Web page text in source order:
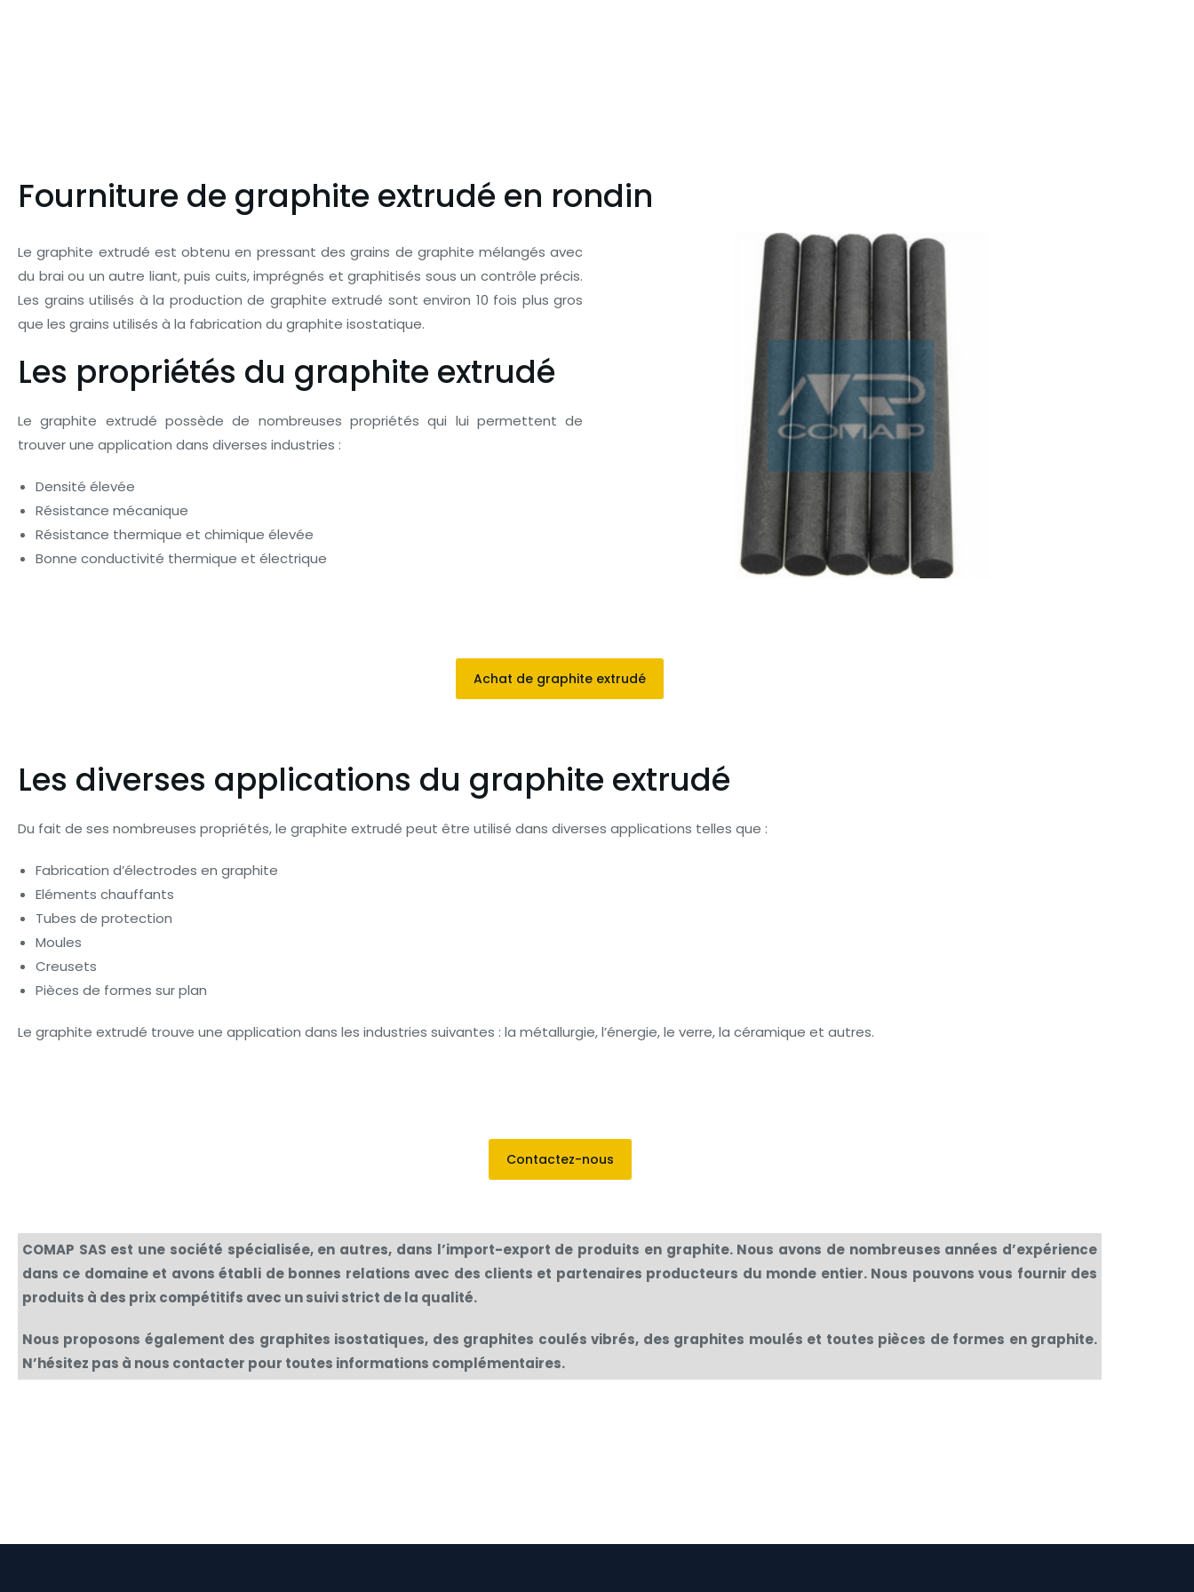
Fourniture de graphite extrudé en rondin
Le graphite extrudé est obtenu en pressant des grains de graphite mélangés avec
du brai ou un autre liant, puis cuits, imprégnés et graphitisés sous un contrôle précis.
Les grains utilisés à la production de graphite extrudé sont environ 10 fois plus gros
que les grains utilisés à la fabrication du graphite isostatique.
Les propriétés du graphite extrudé
Le graphite extrudé possède de nombreuses propriétés qui lui permettent de
trouver une application dans diverses industries :
Densité élevée
Résistance mécanique
Résistance thermique et chimique élevée
Bonne conductivité thermique et électrique
Achat de graphite extrudé
Les diverses applications du graphite extrudé
Du fait de ses nombreuses propriétés, le graphite extrudé peut être utilisé dans diverses applications telles que :
Fabrication d’électrodes en graphite
Eléments chauffants
Tubes de protection
Moules
Creusets
Pièces de formes sur plan
Le graphite extrudé trouve une application dans les industries suivantes : la métallurgie, l’énergie, le verre, la céramique et autres.
Contactez-nous
COMAP SAS est une société spécialisée, en autres, dans l’import-export de produits en graphite. Nous avons de nombreuses années d’expérience
dans ce domaine et avons établi de bonnes relations avec des clients et partenaires producteurs du monde entier. Nous pouvons vous fournir des
produits à des prix compétitifs avec un suivi strict de la qualité.
Nous proposons également des graphites isostatiques, des graphites coulés vibrés, des graphites moulés et toutes pièces de formes en graphite.
N’hésitez pas à nous contacter pour toutes informations complémentaires.